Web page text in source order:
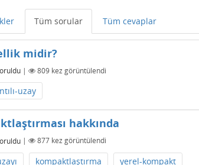
Tüm sorular Tüm cevaplar
midir?
| 809 kez görüntülendi
uzay
hakkında
| 877 kez görüntülendi
kompaktlaştırma yerel-kompakt